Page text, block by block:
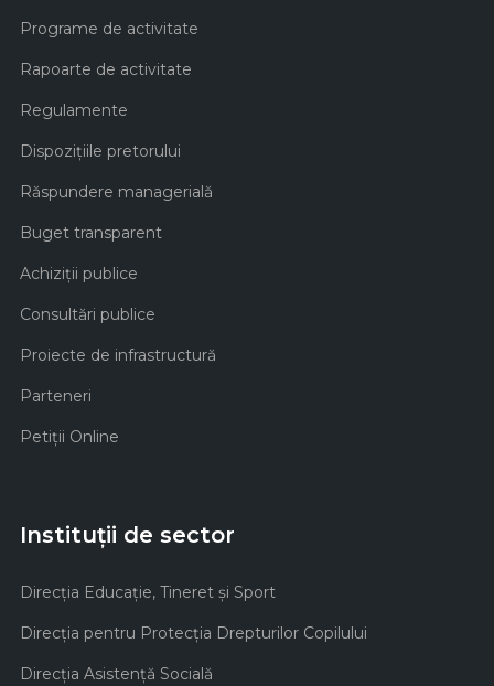
Programe de activitate
Rapoarte de activitate
Regulamente
Dispozițiile pretorului
Răspundere managerială
Buget transparent
Achiziţii publice
Consultări publice
Proiecte de infrastructură
Parteneri
Petiții Online
Instituții de sector
Direcţia Educaţie, Tineret şi Sport
Direcţia pentru Protecţia Drepturilor Copilului
Direcţia Asistenţă Socială